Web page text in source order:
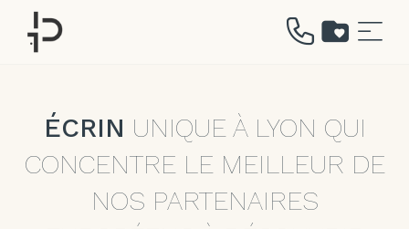
contenu
ÉCRIN UNIQUE À LYON QUI
CONCENTRE LE MEILLEUR DE
NOS PARTENAIRES